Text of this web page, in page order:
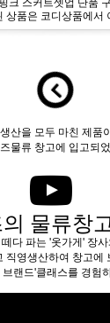
크 스커트셋업 단품
상품은 코디상품에서
생산을 모두 마친 제품이
물류 창고에 입고되
물류창
다 파는 '옷가게' 장
직영생산하여 창고에
브랜드'클래스를 경험